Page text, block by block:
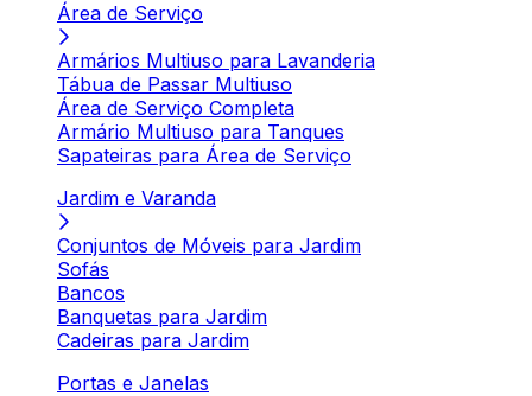
Área de Serviço
Armários Multiuso para Lavanderia
Tábua de Passar Multiuso
Área de Serviço Completa
Armário Multiuso para Tanques
Sapateiras para Área de Serviço
Jardim e Varanda
Conjuntos de Móveis para Jardim
Sofás
Bancos
Banquetas para Jardim
Cadeiras para Jardim
Portas e Janelas